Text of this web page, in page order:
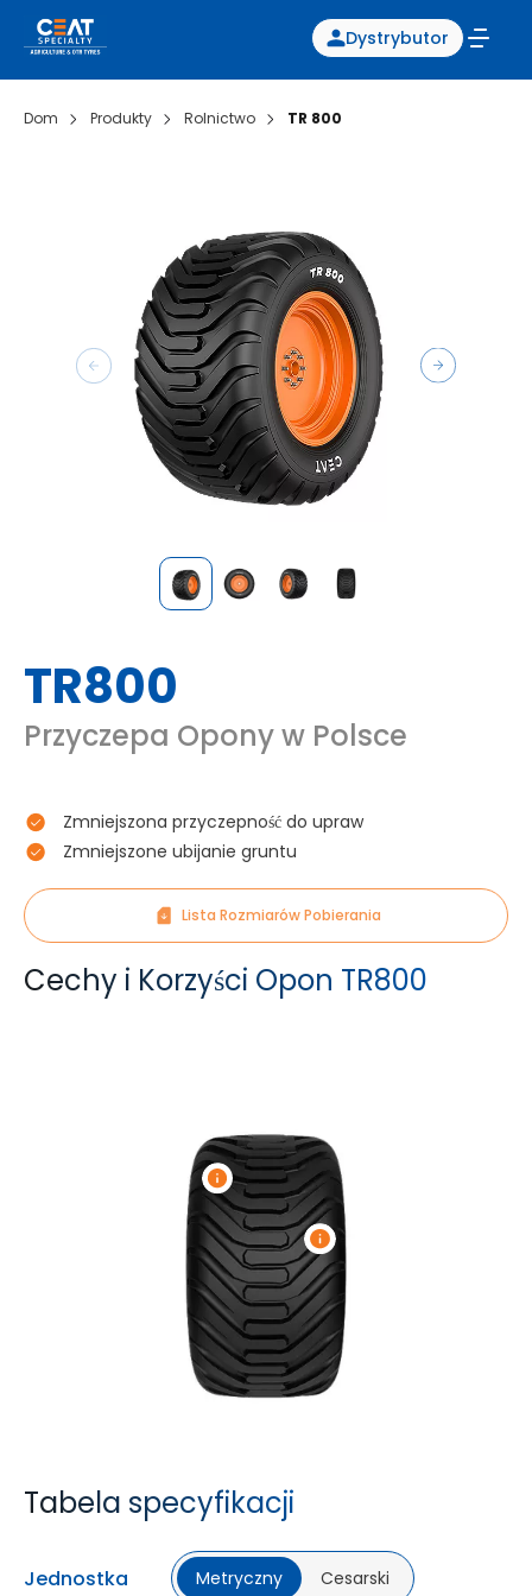
Dystrybutor
Dom Produkty Rolnictwo TR 800
TR800
Przyczepa Opony w Polsce
Zmniejszona przyczepność do upraw
Zmniejszone ubijanie gruntu
Lista Rozmiarów Pobierania
Cechy i Korzyści Opon TR800
Tabela specyfikacji
Jednostka Metryczny Cesarski